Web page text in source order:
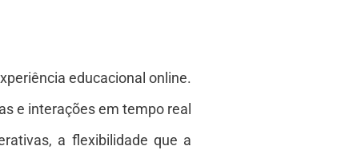
educacional online.
e interações em tempo real
a flexibilidade que a